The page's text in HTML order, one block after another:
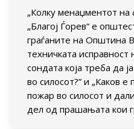
„Колку менаџментот на
„Благој Ѓорев“ е
граѓаните на Општина
техничката
сондата која треба да
во силосот?” и „Каков
пожар во силосот и
дел од прашањата кои